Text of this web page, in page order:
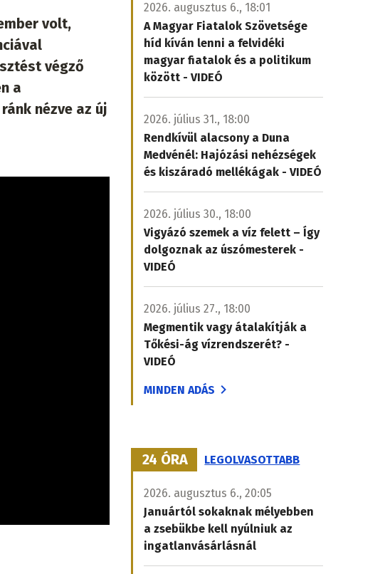
volt,
végző
a
nézve az új
2026. augusztus 6., 18:01
A Magyar Fiatalok Szövetsége
híd kíván lenni a felvidéki
magyar fiatalok és a politikum
között - VIDEÓ
2026. július 31., 18:00
Rendkívül alacsony a Duna
Medvénél: Hajózási nehézségek
és kiszáradó mellékágak - VIDEÓ
2026. július 30., 18:00
Vigyázó szemek a víz felett – Így
dolgoznak az úszómesterek -
VIDEÓ
2026. július 27., 18:00
Megmentik vagy átalakítják a
Tőkési-ág vízrendszerét? -
VIDEÓ
MINDEN ADÁS
24 ÓRA LEGOLVASOTTABB
2026. augusztus 6., 20:05
Januártól sokaknak mélyebben
a zsebükbe kell nyúlniuk az
ingatlanvásárlásnál